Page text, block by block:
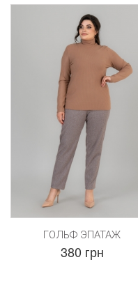
ГОЛЬФ ЭПАТАЖ
380 грн